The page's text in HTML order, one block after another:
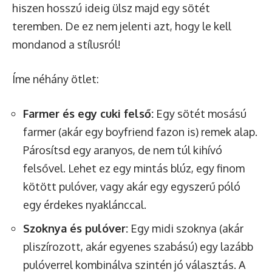
hiszen hosszú ideig ülsz majd egy sötét
teremben. De ez nem jelenti azt, hogy le kell
mondanod a stílusról!
Íme néhány ötlet:
Farmer és egy cuki felső: Egy sötét mosású
farmer (akár egy boyfriend fazon is) remek alap.
Párosítsd egy aranyos, de nem túl kihívó
felsővel. Lehet ez egy mintás blúz, egy finom
kötött pulóver, vagy akár egy egyszerű póló
egy érdekes nyaklánccal.
Szoknya és pulóver: Egy midi szoknya (akár
pliszírozott, akár egyenes szabású) egy lazább
pulóverrel kombinálva szintén jó választás. A